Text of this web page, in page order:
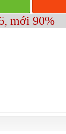
mới 90%